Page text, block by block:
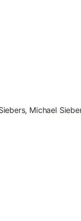
Michael